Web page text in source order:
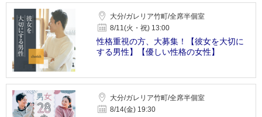
大分/ガレリア竹町/全席半個室
8/11(火・祝) 13:00
性格重視の方、大募集！【彼女を大切に
する男性】【優しい性格の女性】
大分/ガレリア竹町/全席半個室
8/14(金) 19:30